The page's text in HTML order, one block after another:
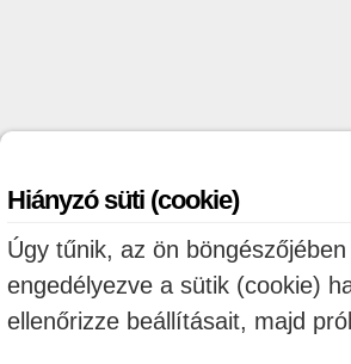
Hiányzó süti (cookie)
Úgy tűnik, az ön
engedélyezve a sütik (cookie)
ellenőrizze beállításait, majd